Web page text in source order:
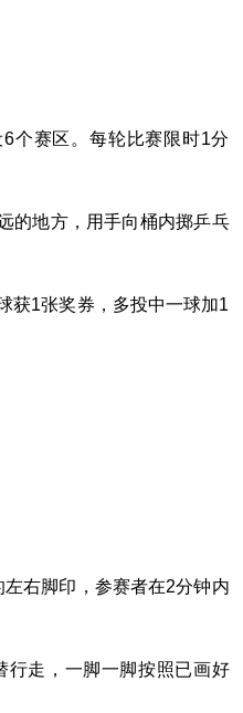
个赛区。每轮比赛限时1分
的地方，用手向桶内掷乒乓
获1张奖券，多投中一球加1
右脚印，参赛者在2分钟内
行走，一脚一脚按照已画好